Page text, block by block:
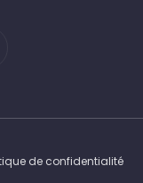
de confidentialité